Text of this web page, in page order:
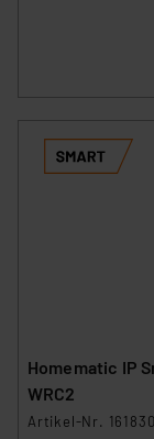
Homematic IP
WRC2
Artikel-Nr. 161830